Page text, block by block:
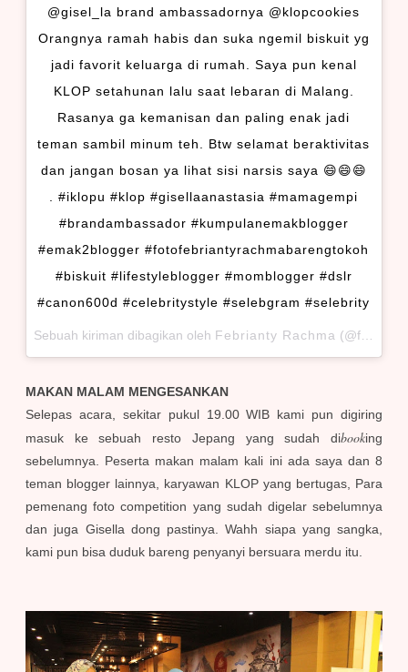
@gisel_la brand ambassadornya @klopcookies
Orangnya ramah habis dan suka ngemil biskuit yg
jadi favorit keluarga di rumah. Saya pun kenal
KLOP setahunan lalu saat lebaran di Malang.
Rasanya ga kemanisan dan paling enak jadi
teman sambil minum teh. Btw selamat beraktivitas
dan jangan bosan ya lihat sisi narsis saya 😄😄😄
. #iklopu #klop #gisellaanastasia #mamagempi
#brandambassador #kumpulanemakblogger
#emak2blogger #fotofebriantyrachmabarengtokoh
#biskuit #lifestyleblogger #momblogger #dslr
#canon600d #celebritystyle #selebgram #selebrity
Sebuah kiriman dibagikan oleh Febrianty Rachma (@febriantyrachma) pada
MAKAN MALAM MENGESANKAN
Selepas acara, sekitar pukul 19.00 WIB kami pun digiring
masuk ke sebuah resto Jepang yang sudah dibooking
sebelumnya. Peserta makan malam kali ini ada saya dan 8
teman blogger lainnya, karyawan KLOP yang bertugas, Para
pemenang foto competition yang sudah digelar sebelumnya
dan juga Gisella dong pastinya. Wahh siapa yang sangka,
kami pun bisa duduk bareng penyanyi bersuara merdu itu.